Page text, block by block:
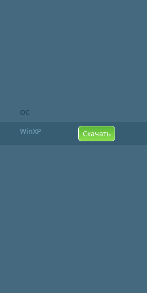
ОС
WinXP Скачать